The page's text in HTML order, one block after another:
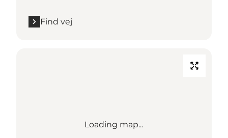
Find vej
Loading map...